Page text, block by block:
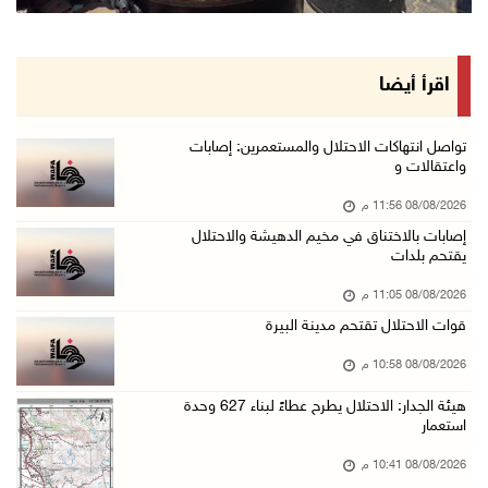
الاحتلال يقتحم كوبر شمال رام الله
إصابات بالاختناق خلال مواجهات مع الاحتلال في ...
الاحتلال ينصب حواجز طيارة في محيط مخيم طولكرم ...
مستعمرون يهاجمون قرية أبو فلاح
08/آب/2026 07:07 م
شعراء غزة يوثقون النزوح والفقد بقصائد من الخي ...
اقرأ أيضا
تواصل انتهاكات الاحتلال والمستعمرين: إصابات
واعتقالات و
08/08/2026 11:56 م
إصابات بالاختناق في مخيم الدهيشة والاحتلال
يقتحم بلدات
08/08/2026 11:05 م
قوات الاحتلال تقتحم مدينة البيرة
08/08/2026 10:58 م
هيئة الجدار: الاحتلال يطرح عطاءً لبناء 627 وحدة
استعمار
08/08/2026 10:41 م